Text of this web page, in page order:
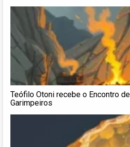
Teófilo Otoni recebe o Encontro
Garimpeiros